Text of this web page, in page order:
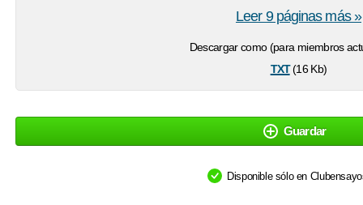
Descargar como (para miembros
txt(16 Kb)
Leer 9 páginas más »
Guardar
Disponible sólo en